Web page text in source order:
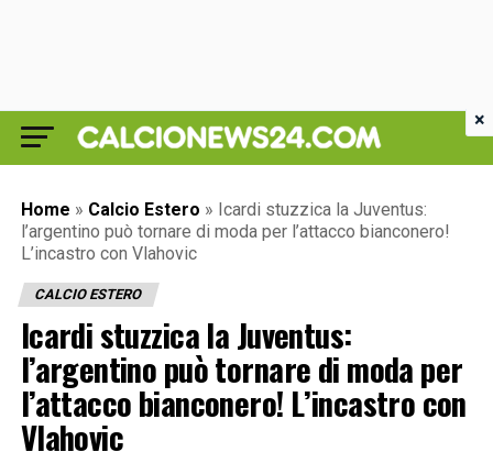
Home » Calcio Estero » Icardi stuzzica la Juventus:
l’argentino può tornare di moda per l’attacco bianconero!
L’incastro con Vlahovic
CALCIO ESTERO
Icardi stuzzica la Juventus:
l’argentino può tornare di moda per
l’attacco bianconero! L’incastro con
Vlahovic
×